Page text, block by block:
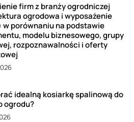
firm z branży ogrodniczej
ogrodowa i wyposażenie
w porównaniu na podstawie
modelu biznesowego, grupy
rozpoznawalności i oferty
idealną kosiarkę spalinową do
ogrodu?